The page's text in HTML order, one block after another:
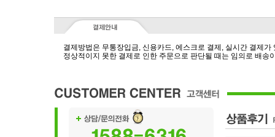
결제방법은 무통장입금, 신용카드, 에스크로 결제, 실시간 결제가
정상적이지 못한 결제로 인한 주문으로 판단될 때는 임의로 배송